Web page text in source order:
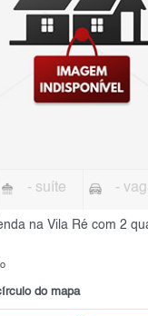
- suíte -
na Vila Ré com 2
do mapa